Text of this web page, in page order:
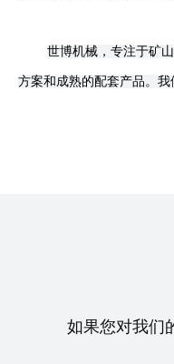
世博机械，专注于矿
方案和成熟的配套产品。
如果您对我们